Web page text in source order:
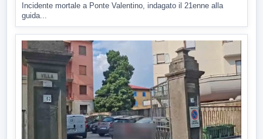
Incidente mortale a Ponte Valentino, indagato il 21enne alla
guida...